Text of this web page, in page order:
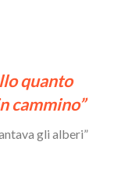
quanto
cammino”
gli alberi”